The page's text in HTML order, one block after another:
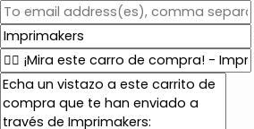
E
m
a